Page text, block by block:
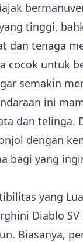
tinggi,
dan tenaga
cocok untuk
semakin
ini
dan telinga.
dengan
bagi yang
yang
Diablo
Biasanya,